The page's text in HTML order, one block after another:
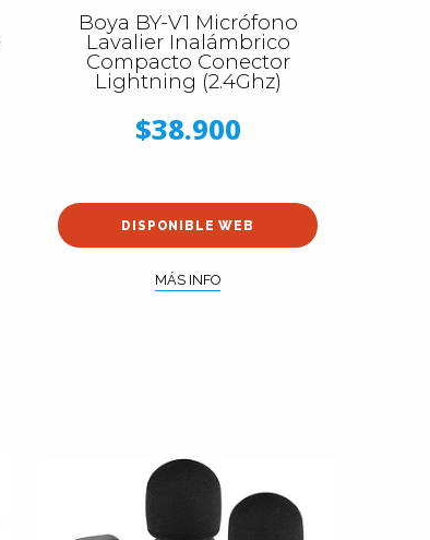
Boya BY-V1 Micrófono
Lavalier Inalámbrico
Compacto Conector
Lightning (2.4Ghz)
$38.900
DISPONIBLE WEB
MÁS INFO